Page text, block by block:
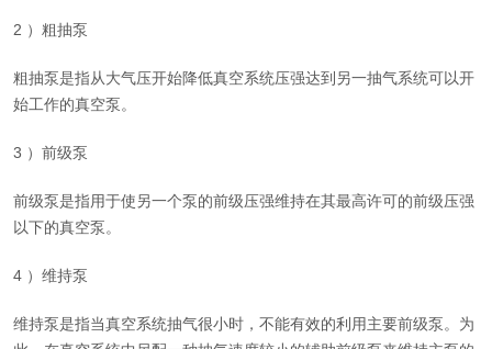
2 ）粗抽泵
粗抽泵是指从大气压开始降低真空系统压强达到另一抽气系统可以开
始工作的真空泵。
3 ）前级泵
前级泵是指用于使另一个泵的前级压强维持在其最高许可的前级压强
以下的真空泵。
4 ）维持泵
维持泵是指当真空系统抽气很小时，不能有效的利用主要前级泵。为